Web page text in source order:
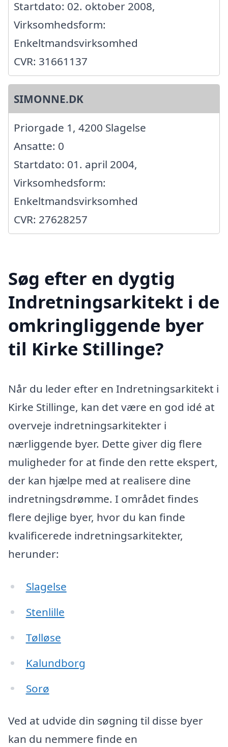
Startdato: 02. oktober 2008,
Virksomhedsform:
Enkeltmandsvirksomhed
CVR: 31661137
SIMONNE.DK
Priorgade 1, 4200 Slagelse
Ansatte: 0
Startdato: 01. april 2004,
Virksomhedsform:
Enkeltmandsvirksomhed
CVR: 27628257
Søg efter en dygtig
Indretningsarkitekt i de
omkringliggende byer
til Kirke Stillinge?
Når du leder efter en Indretningsarkitekt i
Kirke Stillinge, kan det være en god idé at
overveje indretningsarkitekter i
nærliggende byer. Dette giver dig flere
muligheder for at finde den rette ekspert,
der kan hjælpe med at realisere dine
indretningsdrømme. I området findes
flere dejlige byer, hvor du kan finde
kvalificerede indretningsarkitekter,
herunder:
Slagelse
Stenlille
Tølløse
Kalundborg
Sorø
Ved at udvide din søgning til disse byer
kan du nemmere finde en